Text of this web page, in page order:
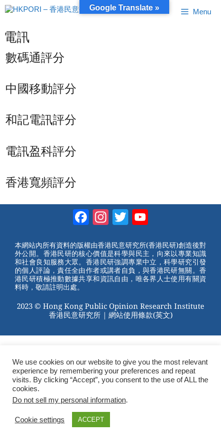
跳
至
容
Menu
電訊
數碼通評分
中國移動評分
和記電訊評分
電訊盈科評分
香港寬頻評分
Facebook
Instagram
Twitter
本網站內所有資料的版權由香港民意研究所(香港民研)創造後對
外公開。香港民研的核心價值是科學與民主，向來以專業知識
和社會良知服務大眾。香港民研強調專業中立，科學研究引發
的個人評論，責任全由作者或講者自負，與香港民研無關。香
港民研積極推動數據共享和資訊自由，唯各界人士使用有關資
料時，敬請註明出處。
2023 © Hong Kong Public Opinion Research Institute
香港民意研究所 | 網站使用條款(英文)
We use cookies on our website to give you the most relevant
experience by remembering your preferences and repeat
visits. By clicking “Accept”, you consent to the use of ALL the
cookies.
Do not sell my personal information.
Cookie settings ACCEPT
Google Translate »